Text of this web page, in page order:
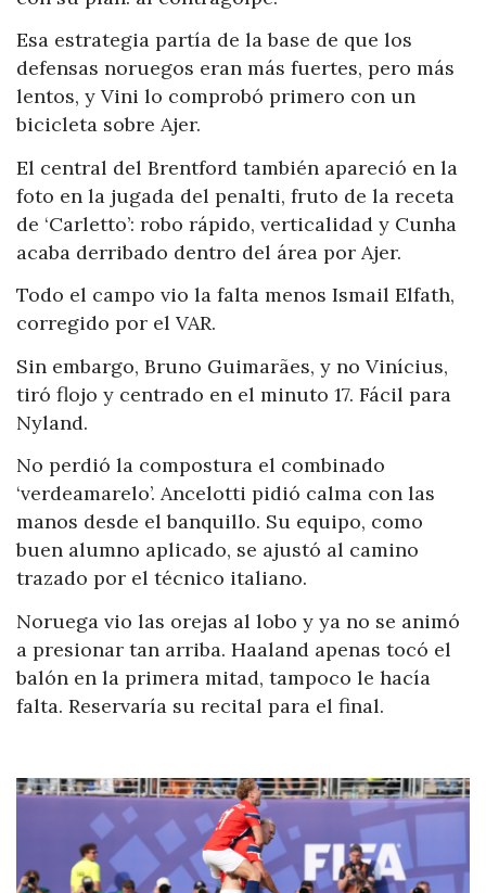
Esa estrategia partía de la base de que los
defensas noruegos eran más fuertes, pero más
lentos, y Vini lo comprobó primero con un
bicicleta sobre Ajer.
El central del Brentford también apareció en la
foto en la jugada del penalti, fruto de la receta
de ‘Carletto’: robo rápido, verticalidad y Cunha
acaba derribado dentro del área por Ajer.
Todo el campo vio la falta menos Ismail Elfath,
corregido por el VAR.
Sin embargo, Bruno Guimarães, y no Vinícius,
tiró flojo y centrado en el minuto 17. Fácil para
Nyland.
No perdió la compostura el combinado
‘verdeamarelo’. Ancelotti pidió calma con las
manos desde el banquillo. Su equipo, como
buen alumno aplicado, se ajustó al camino
trazado por el técnico italiano.
Noruega vio las orejas al lobo y ya no se animó
a presionar tan arriba. Haaland apenas tocó el
balón en la primera mitad, tampoco le hacía
falta. Reservaría su recital para el final.